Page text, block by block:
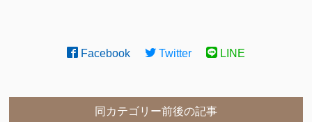
Facebook Twitter LINE
同カテゴリー前後の記事